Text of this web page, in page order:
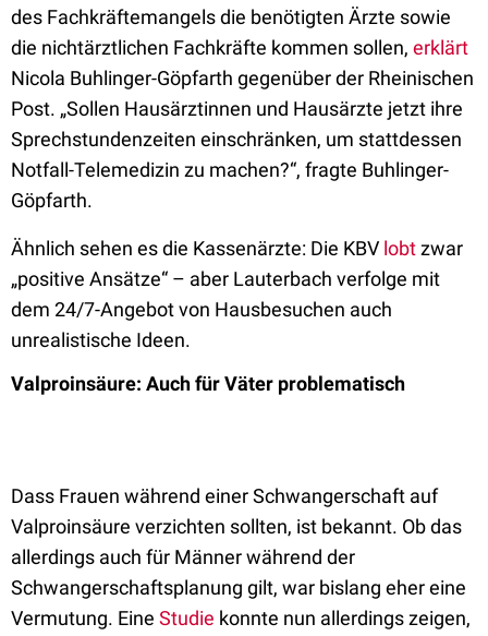
des Fachkräftemangels die benötigten Ärzte sowie
die nichtärztlichen Fachkräfte kommen sollen, erklärt
Nicola Buhlinger-Göpfarth gegenüber der Rheinischen
Post. „Sollen Hausärztinnen und Hausärzte jetzt ihre
Sprechstundenzeiten einschränken, um stattdessen
Notfall-Telemedizin zu machen?“, fragte Buhlinger-
Göpfarth.
Ähnlich sehen es die Kassenärzte: Die KBV lobtzwar
„positive Ansätze“ – aber Lauterbach verfolge mit
dem 24/7-Angebot von Hausbesuchen auch
unrealistische Ideen.
Valproinsäure: Auch für Väter problematisch
Dass Frauen während einer Schwangerschaft auf
Valproinsäure verzichten sollten, ist bekannt. Ob das
allerdings auch für Männer während der
Schwangerschaftsplanung gilt, war bislang eher eine
Vermutung. Eine Studie konnte nun allerdings zeigen,